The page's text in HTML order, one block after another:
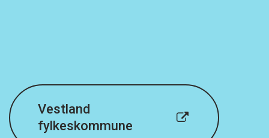
Vestland
fylkeskommune